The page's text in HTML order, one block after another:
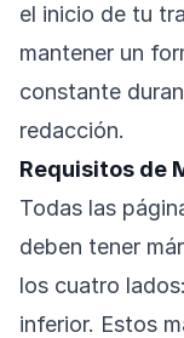
el inicio de tu
mantener un
constante
redacción.
Requisitos de
Todas las
deben tener
los cuatro
inferior. Estos